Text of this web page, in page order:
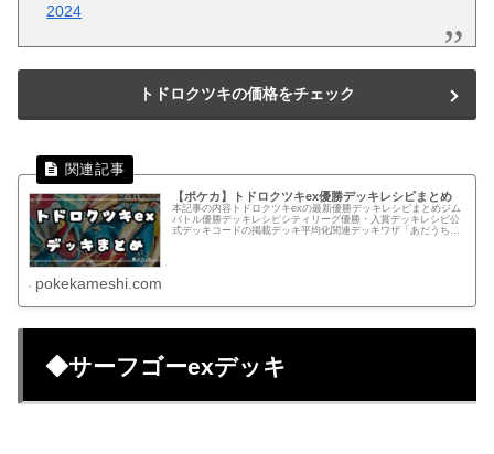
2024
トドロクツキの価格をチェック
【ポケカ】トドロクツキex優勝デッキレシピまとめ
本記事の内容トドロクツキexの最新優勝デッキレシピまとめジム
バトル優勝デッキレシピシティリーグ優勝・入賞デッキレシピ公
式デッキコードの掲載デッキ平均化関連デッキワザ「あだうちや
pokekameshi.com
◆サーフゴーexデッキ